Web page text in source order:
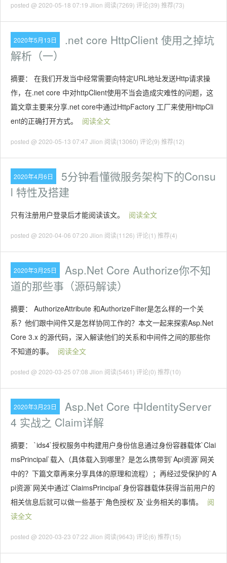
posted @ 2020-05-18 07:19 Jlion 阅读(7269) 评论(39) 推荐(73)
2020年5月13日
.net core HttpClient 使用之掉坑
解析（一）
摘要： 在我们开发当中经常需要向特定URL地址发送Http请求操
作，在.net core 中对httpClient使用不当会造成灾难性的问题，这
篇文章主要来分享.net core中通过HttpFactory 工厂来使用HttpCli
ent的正确打开方式。
阅读全文
posted @ 2020-05-13 07:47 Jlion 阅读(13060) 评论(9) 推荐(12)
2020年4月6日
5分钟看懂微服务架构下的Consu
l 特性及搭建
只有注册用户登录后才能阅读该文。 阅读全文
posted @ 2020-04-06 07:20 Jlion 阅读(1126) 评论(1) 推荐(4)
2020年3月25日
Asp.Net Core Authorize你不知
道的那些事（源码解读）
摘要： AuthorizeAttribute 和AuthorizeFilter是怎么样的一个关
系？他们跟中间件又是怎样协同工作的？本文一起来探索Asp.Net
Core 3.x 的源代码，深入解读他们的关系和中间件之间的那些你
不知道的事。
阅读全文
posted @ 2020-03-25 07:08 Jlion 阅读(5461) 评论(0) 推荐(10)
2020年3月23日
Asp.Net Core 中IdentityServer
4 实战之 Claim详解
摘要： `ids4`授权服务中构建用户身份信息通过身份容器载体`Clai
msPrincipal`载入（具体载入到哪里？是怎么携带到`Api资源`网关
中的？下篇文章再来分享具体的原理和流程）；再经过受保护的`A
pi资源`网关中通过`ClaimsPrincipal`身份容器载体获得当前用户的
相关信息后就可以做一些基于`角色授权`及`业务相关的事情。
阅
读全文
posted @ 2020-03-23 07:22 Jlion 阅读(9643) 评论(6) 推荐(15)